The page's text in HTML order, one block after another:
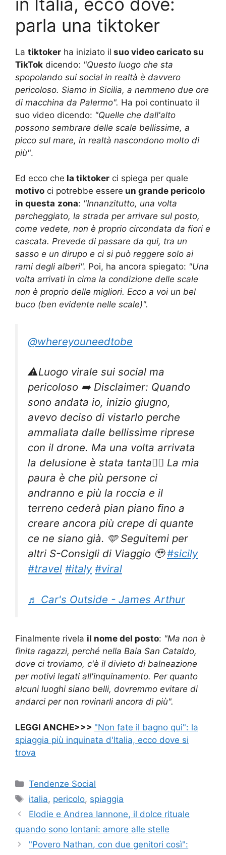
parla una tiktoker
La tiktoker ha iniziato il suo video caricato su
TikTok dicendo: "Questo luogo che sta
spopolando sui social in realtà è davvero
pericoloso. Siamo in Sicilia, a nemmeno due ore
di macchina da Palermo". Ha poi continuato il
suo video dicendo: "Quelle che dall'alto
possono sembrare delle scale bellissime, a
picco sul mare, in realtà nascondono molto di
più".
Ed ecco che la tiktoker ci spiega per quale
motivo ci potrebbe essere un grande pericolo
in questa zona: "Innanzitutto, una volta
parcheggiato, la strada per arrivare sul posto,
come vedete, non è proprio circondata da fiori e
cascata. Prevede di passare da qui, tra un
sasso e un dirupo e ci si può reggere solo ai
rami degli alberi". Poi, ha ancora spiegato: "Una
volta arrivati in cima la condizione delle scale
non è proprio delle migliori. Ecco a voi un bel
buco (ben evidente nelle scale)".
@whereyouneedtobe
⚠️Luogo virale sui social ma
pericoloso ➡️ Disclaimer: Quando
sono andata io, inizio giugno,
avevo deciso di vistarlo perche
ammaliata dalle bellissime riprese
con il drone. Ma una volta arrivata
la delusione è stata tanta✋🏼 La mia
paura è che più persone ci
andranno e più la roccia e il
terreno cederà pian piano fino a
creare ancora più crepe di quante
ce ne siano già. 🩵 Seguitemi per
altri S-Consigli di Viaggio 🥹#sicily
#travel #italy #viral
♬ Car's Outside - James Arthur
Finalmente rivela il nome del posto: "Ma non è
finita ragazzi, perché nella Baia San Cataldo,
dove ci troviamo, c'è il divieto di balneazione
per motivi legati all'inquinamento. Per quanto
alcuni luoghi siano belli, dovremmo evitare di
andarci per non rovinarli ancora di più".
LEGGI ANCHE>>> "Non fate il bagno qui": la
spiaggia più inquinata d'Italia, ecco dove si
trova
Categorie
Tendenze Social
Tag
italia, pericolo, spiaggia
Elodie e Andrea Iannone, il dolce rituale
quando sono lontani: amore alle stelle
"Povero Nathan, con due genitori così":